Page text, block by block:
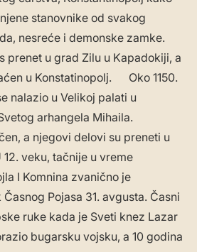
stanovnike od svakog
nesreće i demonske zamke.
prenet u grad Zilu u Kapadokiji, a
u Konstatinopolj. Oko 1150.
nalazio u Velikoj palati u
arhangela Mihaila.
a njegovi delovi su preneti u
veku, tačnije u vreme
І Komnina zvanično je
Pojasa 31. avgusta. Časni
ruke kada je Sveti knez Lazar
bugarsku vojsku, a 10 godina